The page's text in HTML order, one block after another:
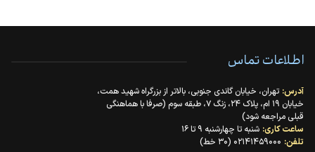
اطلاعات تماس
آدرس: تهران، خیابان گاندی جنوبی، بالاتر از بزرگراه شهید همت،
خیابان ۱۹ ام، پلاک ۲۴، زنگ ۷، طبقه سوم (صرفا با هماهنگی
قبلی مراجعه شود)
ساعت کاری: شنبه تا چهارشنبه ۹ تا ۱۶
تلفن: ۰۲۱۴۱۴۵۹۰۰۰ (۳۰ خط)